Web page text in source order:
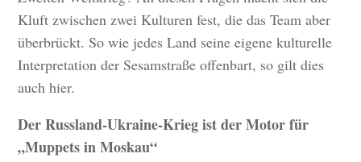
Kluft zwischen zwei Kulturen fest, die das Team aber
überbrückt. So wie jedes Land seine eigene kulturelle
Interpretation der Sesamstraße offenbart, so gilt dies
auch hier.
Der Russland-Ukraine-Krieg ist der Motor für
„Muppets in Moskau“